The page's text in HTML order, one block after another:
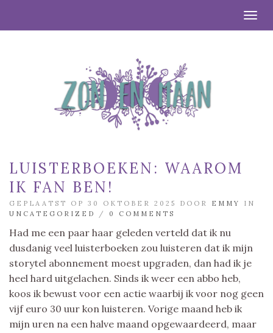
LUISTERBOEKEN: WAAROM
IK FAN BEN!
GEPLAATST OP 30 OKTOBER 2025 DOOR EMMY
IN
UNCATEGORIZED
/ 0 COMMENTS
Had me een paar haar geleden verteld dat ik nu
dusdanig veel luisterboeken zou luisteren dat ik mijn
storytel abonnement moest upgraden, dan had ik je
heel hard uitgelachen. Sinds ik weer een abbo heb,
koos ik bewust voor een actie waarbij ik voor nog geen
vijf euro 30 uur kon luisteren. Vorige maand heb ik
mijn uren na een halve maand opgewaardeerd, maar